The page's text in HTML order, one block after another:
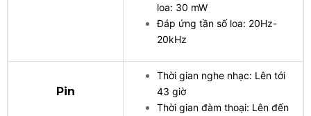
loa: 30 mW
Đáp ứng tần số loa: 20Hz-
20kHz
Pin
Thời gian nghe nhạc: Lên tới
43 giờ
Thời gian đàm thoại: Lên đến